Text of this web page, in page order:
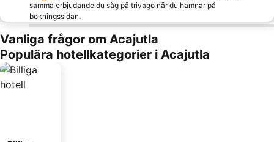
samma erbjudande du såg på trivago när du hamnar på
bokningssidan.
Vanliga frågor om Acajutla
Populära hotellkategorier i Acajutla